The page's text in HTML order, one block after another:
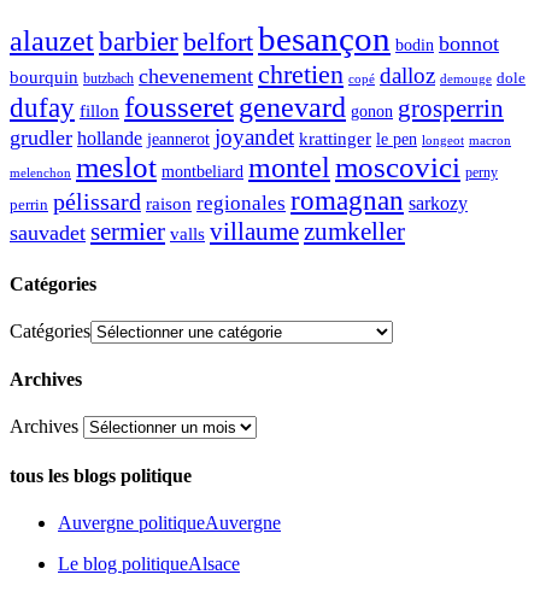
alauzetbarbierbelfortbesançon bodin bonnot
bourquin butzbach chevenement chretien copé dalloz demouge dole
dufay fillon fousseretgenevard gonon grosperrin
grudler hollande jeannerot joyandet krattinger le pen longeot macron
melenchon meslot montbeliard montelmoscovici perny
perrin pélissard raison regionales romagnan sarkozy
sauvadet sermier valls villaumezumkeller
Catégories
Catégories
Archives
Archives
tous les blogs politique
Auvergne politiqueAuvergne
Le blog politiqueAlsace